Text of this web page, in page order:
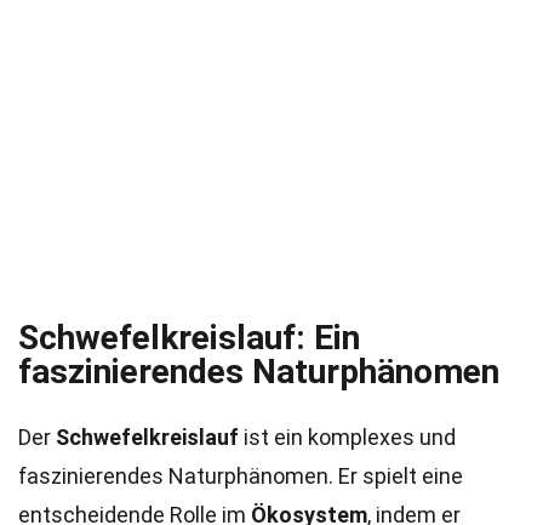
Schwefelkreislauf: Ein
faszinierendes Naturphänomen
Der Schwefelkreislauf ist ein komplexes und
faszinierendes Naturphänomen. Er spielt eine
entscheidende Rolle im Ökosystem, indem er